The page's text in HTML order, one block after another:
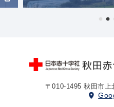
〒010-1495 秋田市上